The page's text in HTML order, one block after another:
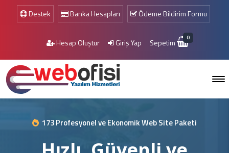
Destek Banka Hesapları Ödeme Bildirim Formu
Hesap Oluştur Giriş Yap Sepetim 0
173 Profesyonel ve Ekonomik Web Site Paketi